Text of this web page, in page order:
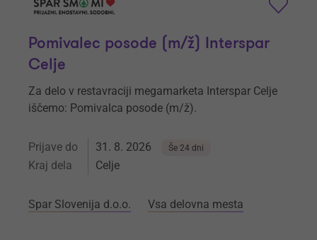
Pomivalec posode (m/ž) Interspar
Celje
Za delo v restavraciji megamarketa Interspar Celje
iščemo: Pomivalca posode (m/ž).
Prijave do 31. 8. 2026 Še 24 dni
Kraj dela Celje
Spar Slovenija d.o.o. Vsa delovna mesta